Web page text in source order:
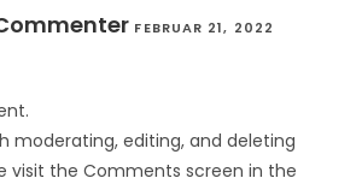
FEBRUAR 21, 2022
moderating, editing, and deleting
visit the Comments screen in the